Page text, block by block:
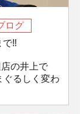
ログ
‼
の井上で
ぐるしく変わ